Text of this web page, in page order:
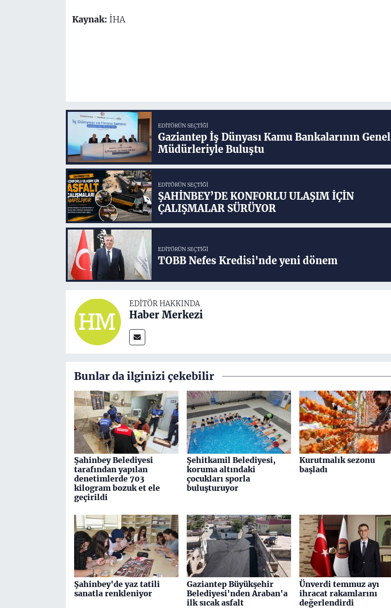
Kaynak: İHA
EDITÖRÜN SEÇTIĞI
Gaziantep İş Dünyası Kamu Bankalarının Genel
Müdürleriyle Buluştu
EDITÖRÜN SEÇTIĞI
ŞAHİNBEY’DE KONFORLU ULAŞIM İÇİN
ÇALIŞMALAR SÜRÜYOR
EDITÖRÜN SEÇTIĞI
TOBB Nefes Kredisi'nde yeni dönem
EDITÖR HAKKINDA
Haber Merkezi
Bunlar da ilginizi çekebilir
Şahinbey Belediyesi
tarafından yapılan
denetimlerde 703
kilogram bozuk et ele
geçirildi
Şehitkamil Belediyesi,
koruma altındaki
çocukları sporla
buluşturuyor
Kurutmalık sezonu
başladı
Şahinbey'de yaz tatili
sanatla renkleniyor
Gaziantep Büyükşehir
Belediyesi'nden Araban'a
ilk sıcak asfalt
Ünverdi temmuz ayı
ihracat rakamlarını
değerlendirdi